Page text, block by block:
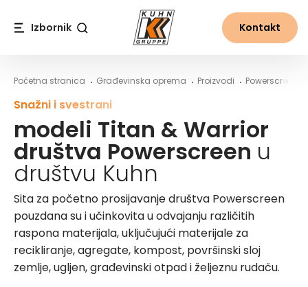
Izbornik Kontakt
Početna stranica Građevinska oprema Proizvodi Powerscreen
Snažni i svestrani
modeli Titan & Warrior
društva Powerscreen u
društvu Kuhn
Sita za početno prosijavanje društva Powerscreen
pouzdana su i učinkovita u odvajanju različitih
raspona materijala, uključujući materijale za
recikliranje, agregate, kompost, površinski sloj
zemlje, ugljen, građevinski otpad i željeznu rudaču.